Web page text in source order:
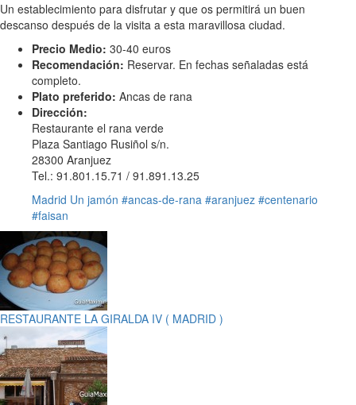
Un establecimiento para disfrutar y que os permitirá un buen
descanso después de la visita a esta maravillosa ciudad.
Precio Medio: 30-40 euros
Recomendación: Reservar. En fechas señaladas está
completo.
Plato preferido: Ancas de rana
Dirección:
Restaurante el rana verde
Plaza Santiago Rusiñol s/n.
28300 Aranjuez
Tel.: 91.801.15.71 / 91.891.13.25
Madrid Un jamón #ancas-de-rana #aranjuez #centenario
#faisan
RESTAURANTE LA GIRALDA IV ( MADRID )